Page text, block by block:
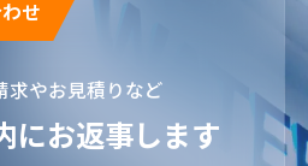
せ
求やお見積りなど
にお返事します